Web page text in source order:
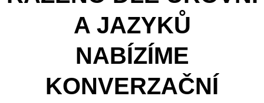
A JAZYKŮ
NABÍZÍME
KONVERZAČNÍ